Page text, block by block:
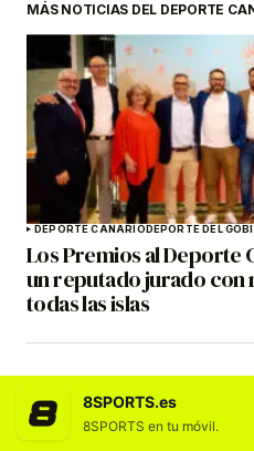
MÁS NOTICIAS DEL DEPORTE
DEPORTE CANARIODEPORTE DEL
Los Premios al Deporte
un reputado jurado
todas las islas
8SPORTS.es
8SPORTS en tu móvil.